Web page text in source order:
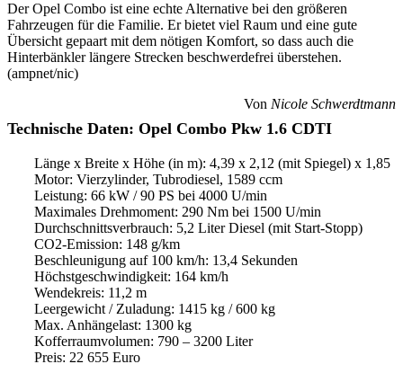
Der Opel Combo ist eine echte Alternative bei den größeren
Fahrzeugen für die Familie. Er bietet viel Raum und eine gute
Übersicht gepaart mit dem nötigen Komfort, so dass auch die
Hinterbänkler längere Strecken beschwerdefrei überstehen.
(ampnet/nic)
Von Nicole Schwerdtmann
Technische Daten: Opel Combo Pkw 1.6 CDTI
Länge x Breite x Höhe (in m): 4,39 x 2,12 (mit Spiegel) x 1,85
Motor: Vierzylinder, Tubrodiesel, 1589 ccm
Leistung: 66 kW / 90 PS bei 4000 U/min
Maximales Drehmoment: 290 Nm bei 1500 U/min
Durchschnittsverbrauch: 5,2 Liter Diesel (mit Start-Stopp)
CO2-Emission: 148 g/km
Beschleunigung auf 100 km/h: 13,4 Sekunden
Höchstgeschwindigkeit: 164 km/h
Wendekreis: 11,2 m
Leergewicht / Zuladung: 1415 kg / 600 kg
Max. Anhängelast: 1300 kg
Kofferraumvolumen: 790 – 3200 Liter
Preis: 22 655 Euro